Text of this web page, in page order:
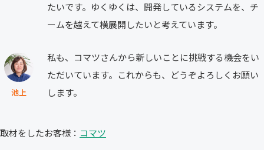
たいです。ゆくゆくは、開発しているシステムを、チ
ームを越えて横展開したいと考えています。
池上
私も、コマツさんから新しいことに挑戦する機会をい
ただいています。これからも、どうぞよろしくお願い
します。
取材をしたお客様： コマツ